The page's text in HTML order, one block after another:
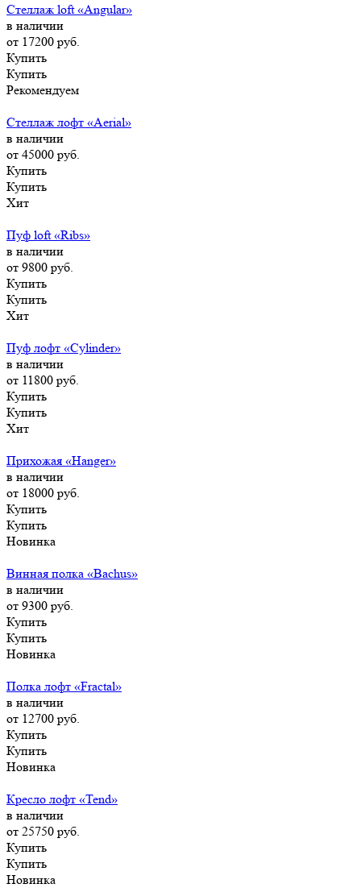
Стеллаж loft «Angular»
в наличии
от 17200 руб.
Купить
Купить
Рекомендуем
Стеллаж лофт «Aerial»
в наличии
от 45000 руб.
Купить
Купить
Хит
Пуф loft «Ribs»
в наличии
от 9800 руб.
Купить
Купить
Хит
Пуф лофт «Cylinder»
в наличии
от 11800 руб.
Купить
Купить
Хит
Прихожая «Hanger»
в наличии
от 18000 руб.
Купить
Купить
Новинка
Винная полка «Bachus»
в наличии
от 9300 руб.
Купить
Купить
Новинка
Полка лофт «Fractal»
в наличии
от 12700 руб.
Купить
Купить
Новинка
Кресло лофт «Tend»
в наличии
от 25750 руб.
Купить
Купить
Новинка